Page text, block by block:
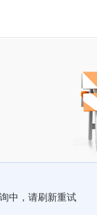
中，请刷新重试